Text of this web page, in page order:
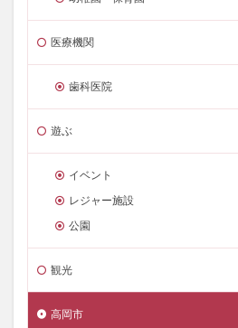
医療機関
歯科医院
遊ぶ
イベント
レジャー施設
公園
観光
高岡市